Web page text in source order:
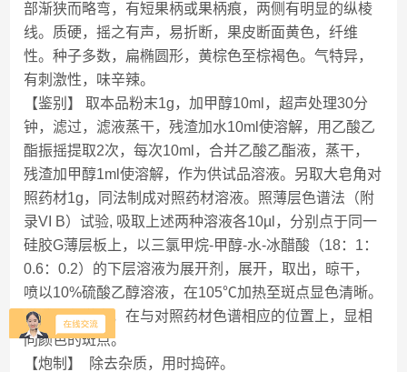
部渐狭而略弯，有短果柄或果柄痕，两侧有明显的纵棱
线。质硬，摇之有声，易折断，果皮断面黄色，纤维
性。种子多数，扁椭圆形，黄棕色至棕褐色。气特异，
有刺激性，味辛辣。
【鉴别】 取本品粉末1g，加甲醇10ml，超声处理30分
钟，滤过，滤液蒸干，残渣加水10ml使溶解，用乙酸乙
酯振摇提取2次，每次10ml，合并乙酸乙酯液，蒸干，
残渣加甲醇1ml使溶解，作为供试品溶液。另取大皂角对
照药材1g，同法制成对照药材溶液。照薄层色谱法（附
录VI B）试验, 吸取上述两种溶液各10µl，分别点于同一
硅胶G薄层板上，以三氯甲烷-甲醇-水-冰醋酸（18：1：
0.6：0.2）的下层溶液为展开剂，展开，取出，晾干，
喷以10%硫酸乙醇溶液，在105℃加热至斑点显色清晰。
供试品色谱中，在与对照药材色谱相应的位置上，显相
同颜色的斑点。
【炮制】 除去杂质，用时捣碎。